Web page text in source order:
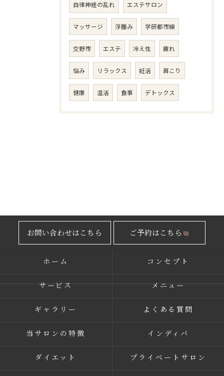
自律神経の乱れ エステサロン
マッサージ 浮腫み 学研都市線
交野市 エステ 冷え性 疲れ
悩み リラックス 妊活 肩こり
健康 温活 食事 デトックス
お問い合わせはこちら ご予約はこちら
ホーム コンセプト
サービス メニュー
ギャラリー よくある質問
当サロンの特徴 インディバ
ダイエット プライベートサロン